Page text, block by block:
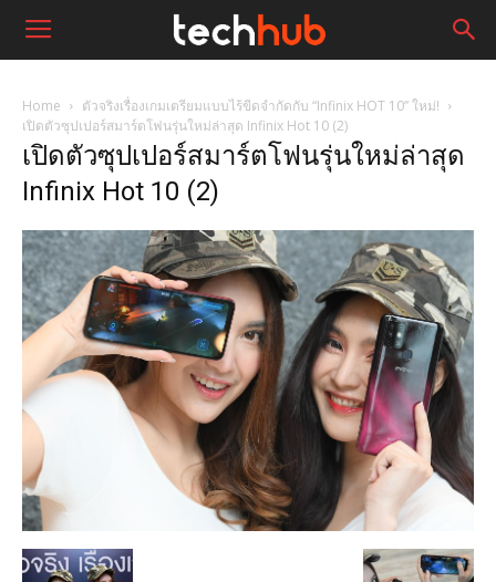
Home
ตัวจริงเรื่องเกมเตรียมแบบไร้ขีดจำกัดกับ “Infinix HOT 10” ใหม่!
เปิดตัวซุปเปอร์สมาร์ตโฟนรุ่นใหม่ล่าสุด Infinix Hot 10 (2)
เปิดตัวซุปเปอร์สมาร์ตโฟนรุ่นใหม่ล่าสุด
Infinix Hot 10 (2)